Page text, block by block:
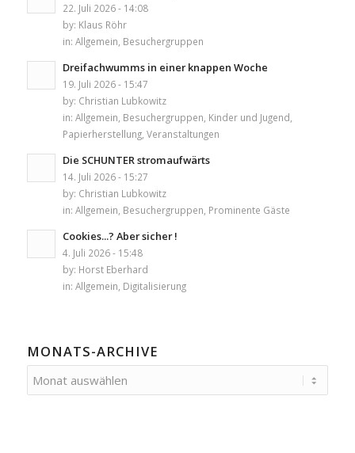
22. Juli 2026 - 14:08
by: Klaus Röhr
in: Allgemein, Besuchergruppen
Dreifachwumms in einer knappen Woche
19. Juli 2026 - 15:47
by: Christian Lubkowitz
in: Allgemein, Besuchergruppen, Kinder und Jugend,
Papierherstellung, Veranstaltungen
Die SCHUNTER stromaufwärts
14. Juli 2026 - 15:27
by: Christian Lubkowitz
in: Allgemein, Besuchergruppen, Prominente Gäste
Cookies...? Aber sicher !
4. Juli 2026 - 15:48
by: Horst Eberhard
in: Allgemein, Digitalisierung
MONATS-ARCHIVE